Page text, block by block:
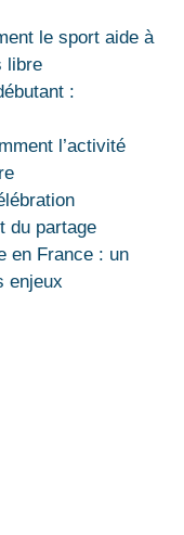
le sport aide à
libre
:
l’activité
du partage
en France : un
enjeux